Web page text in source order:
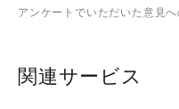
アンケートでいただいた意見
関連サービス